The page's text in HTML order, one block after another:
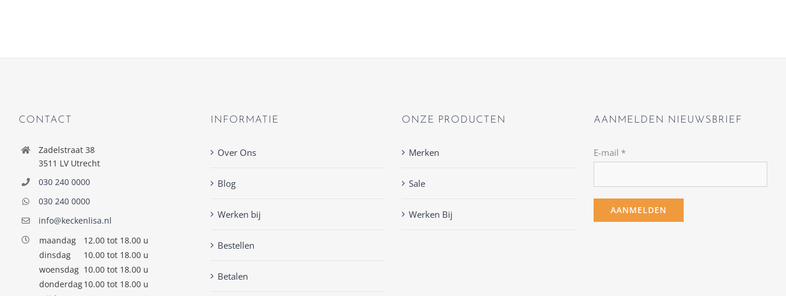
CONTACT
Zadelstraat 38
3511 LV Utrecht
030 240 0000
030 240 0000
info@keckenlisa.nl
maandag
12.00 tot 18.00 u
dinsdag
10.00 tot 18.00 u
woensdag 10.00 tot 18.00 u
donderdag10.00 tot 18.00 u
INFORMATIE
Over Ons
Blog
Werken bij
Bestellen
Betalen
ONZE PRODUCTEN
Merken
Sale
Werken Bij
AANMELDEN NIEUWSBRIEF
E-mail *